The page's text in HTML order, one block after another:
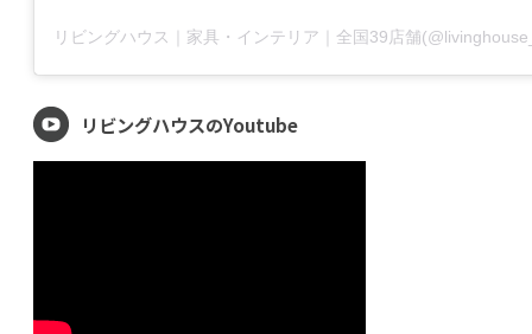
リビングハウスのYoutube